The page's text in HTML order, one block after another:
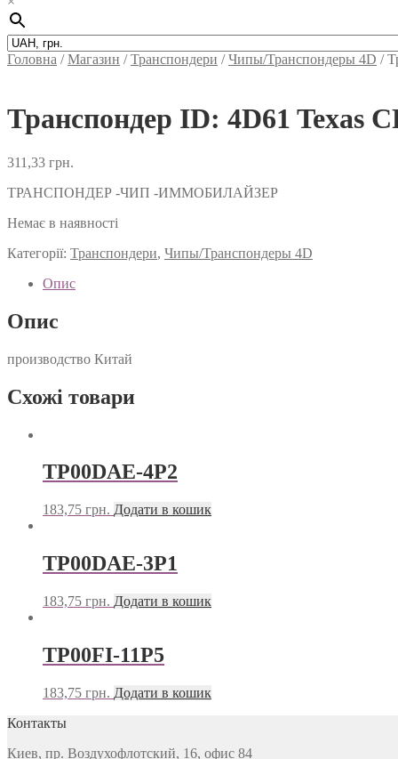
Головна /Магазин /Транспондери /Чипы/Транспондеры 4D /
Транспондер ID: 4D61 Texas
311,33 грн.
ТРАНСПОНДЕР -ЧИП -ИММОБИЛАЙЗЕР
Немає в наявності
Категорії: Транспондери, Чипы/Транспондеры 4D
Опис
Опис
производство Китай
Схожі товари
TP00DAE-4P2
183,75 грн. Додати в кошик
TP00DAE-3P1
183,75 грн. Додати в кошик
TP00FI-11P5
183,75 грн. Додати в кошик
Контакты
Киев, пр. Воздухофлотский, 16, офис 84